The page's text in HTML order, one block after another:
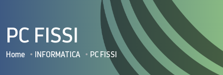
PC FISSI
Home INFORMATICA PC FISSI